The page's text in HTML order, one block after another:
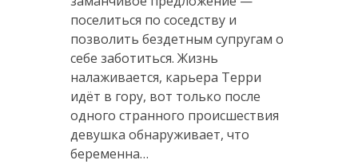
поселиться по соседству и
позволить бездетным супругам о
себе заботиться. Жизнь
налаживается, карьера Терри
идёт в гору, вот только после
одного странного происшествия
девушка обнаруживает, что
беременна…